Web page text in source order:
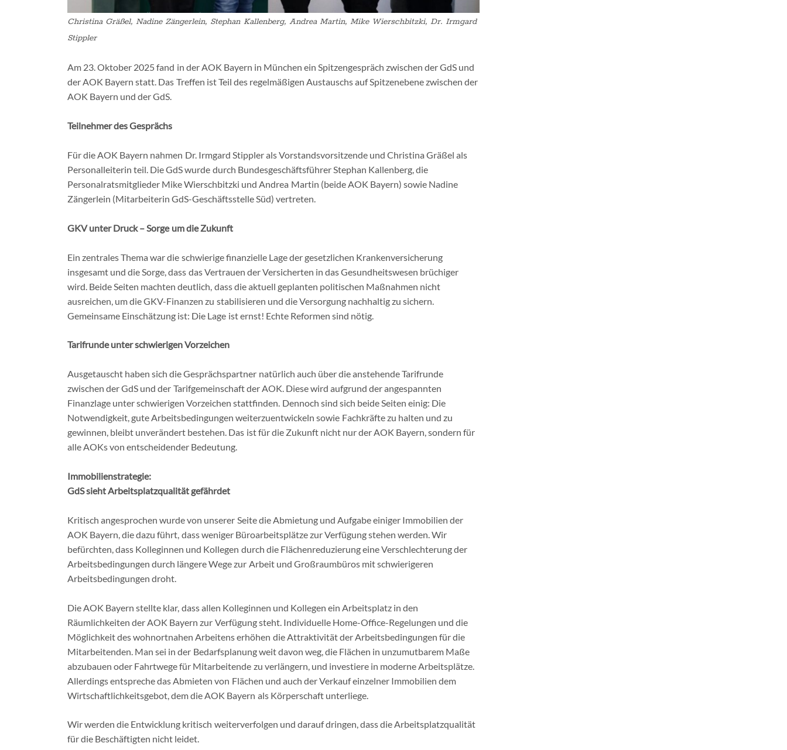
Christina Gräßel, Nadine Zängerlein, Stephan Kallenberg, Andrea Martin, Mike Wierschbitzki, Dr. Irmgard
Stippler
Am 23. Oktober 2025 fand in der AOK Bayern in München ein Spitzengespräch zwischen der GdS und
der AOK Bayern statt. Das Treffen ist Teil des regelmäßigen Austauschs auf Spitzenebene zwischen der
AOK Bayern und der GdS.
Teilnehmer des Gesprächs
Für die AOK Bayern nahmen Dr. Irmgard Stippler als Vorstandsvorsitzende und Christina Gräßel als
Personalleiterin teil. Die GdS wurde durch Bundesgeschäftsführer Stephan Kallenberg, die
Personalratsmitglieder Mike Wierschbitzki und Andrea Martin (beide AOK Bayern) sowie Nadine
Zängerlein (Mitarbeiterin GdS-Geschäftsstelle Süd) vertreten.
GKV unter Druck – Sorge um die Zukunft
Ein zentrales Thema war die schwierige finanzielle Lage der gesetzlichen Krankenversicherung
insgesamt und die Sorge, dass das Vertrauen der Versicherten in das Gesundheitswesen brüchiger
wird. Beide Seiten machten deutlich, dass die aktuell geplanten politischen Maßnahmen nicht
ausreichen, um die GKV-Finanzen zu stabilisieren und die Versorgung nachhaltig zu sichern.
Gemeinsame Einschätzung ist: Die Lage ist ernst! Echte Reformen sind nötig.
Tarifrunde unter schwierigen Vorzeichen
Ausgetauscht haben sich die Gesprächspartner natürlich auch über die anstehende Tarifrunde
zwischen der GdS und der Tarifgemeinschaft der AOK. Diese wird aufgrund der angespannten
Finanzlage unter schwierigen Vorzeichen stattfinden. Dennoch sind sich beide Seiten einig: Die
Notwendigkeit, gute Arbeitsbedingungen weiterzuentwickeln sowie Fachkräfte zu halten und zu
gewinnen, bleibt unverändert bestehen. Das ist für die Zukunft nicht nur der AOK Bayern, sondern für
alle AOKs von entscheidender Bedeutung.
Immobilienstrategie:
GdS sieht Arbeitsplatzqualität gefährdet
Kritisch angesprochen wurde von unserer Seite die Abmietung und Aufgabe einiger Immobilien der
AOK Bayern, die dazu führt, dass weniger Büroarbeitsplätze zur Verfügung stehen werden. Wir
befürchten, dass Kolleginnen und Kollegen durch die Flächenreduzierung eine Verschlechterung der
Arbeitsbedingungen durch längere Wege zur Arbeit und Großraumbüros mit schwierigeren
Arbeitsbedingungen droht.
Die AOK Bayern stellte klar, dass allen Kolleginnen und Kollegen ein Arbeitsplatz in den
Räumlichkeiten der AOK Bayern zur Verfügung steht. Individuelle Home-Office-Regelungen und die
Möglichkeit des wohnortnahen Arbeitens erhöhen die Attraktivität der Arbeitsbedingungen für die
Mitarbeitenden. Man sei in der Bedarfsplanung weit davon weg, die Flächen in unzumutbarem Maße
abzubauen oder Fahrtwege für Mitarbeitende zu verlängern, und investiere in moderne Arbeitsplätze.
Allerdings entspreche das Abmieten von Flächen und auch der Verkauf einzelner Immobilien dem
Wirtschaftlichkeitsgebot, dem die AOK Bayern als Körperschaft unterliege.
Wir werden die Entwicklung kritisch weiterverfolgen und darauf dringen, dass die Arbeitsplatzqualität
für die Beschäftigten nicht leidet.